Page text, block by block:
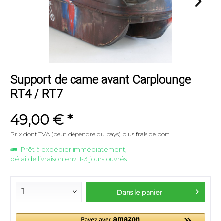
Support de came avant Carplounge
RT4 / RT7
49,00 € *
Prix dont TVA (peut dépendre du pays) plus frais de port
Prêt à expédier immédiatement,
délai de livraison env. 1-3 jours ouvrés
Dans le panier